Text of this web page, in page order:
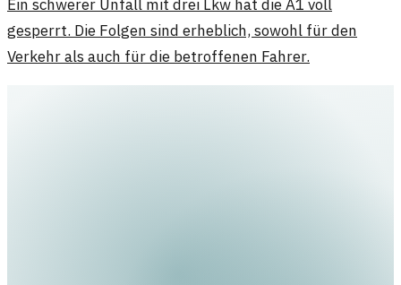
Ein schwerer Unfall mit drei Lkw hat die A1 voll
gesperrt. Die Folgen sind erheblich, sowohl für den
Verkehr als auch für die betroffenen Fahrer.